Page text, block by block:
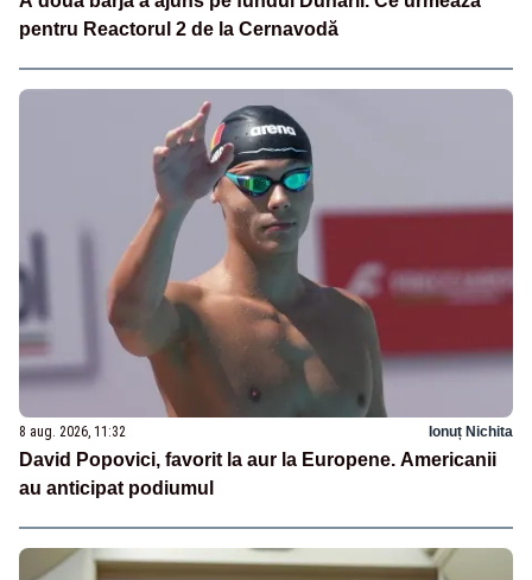
pentru Reactorul 2 de la Cernavodă
8 aug. 2026, 11:32 Ionuț Nichita
David Popovici, favorit la aur la Europene. Americanii
au anticipat podiumul